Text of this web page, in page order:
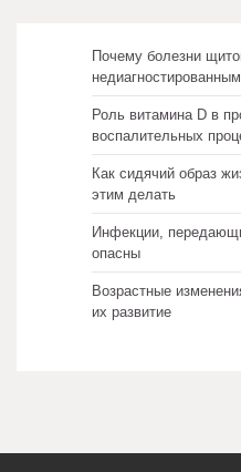
Почему болезни
Роль витамина D в
воспалительных
Как сидячий образ
этим делать
Инфекции,
опасны
Возрастные
их развитие